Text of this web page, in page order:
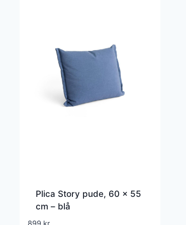
Plica Story pude, 60 x 55
cm – blå